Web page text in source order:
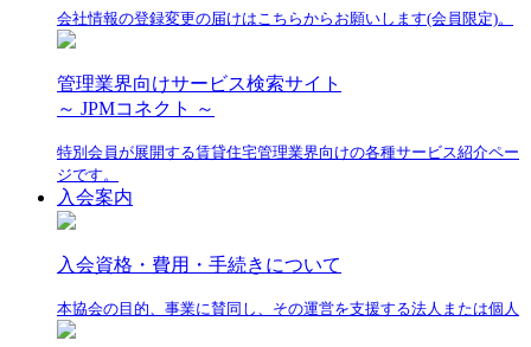
会社情報の登録変更の届けはこちらからお願いします(会員限定)。
管理業界向けサービス検索サイト
～ JPMコネクト ～
特別会員が展開する賃貸住宅管理業界向けの各種サービス紹介ペー
ジです。
入会案内
入会資格・費用・手続きについて
本協会の目的、事業に賛同し、その運営を支援する法人または個人